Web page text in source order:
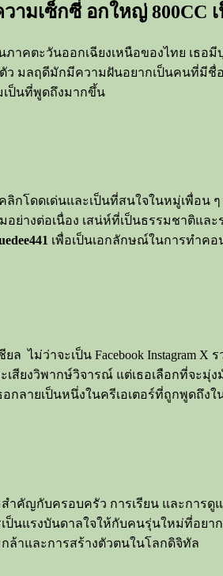
ามเซ็กซี่ อกใหญ่
คตะวันออกเฉียงเหนือของไทย เธอ
มลฤดีมักมีความฝันอยากเป็นคนที่มี
เป็นที่พูดถึงมากขึ้น
กโดดเด่นและเป็นที่สนใจในหมู่เพื่อน
างต่อเนื่อง เสน่ห์ที่เป็นธรรมชาติแล
เพื่อเป็นเอกลักษณ์ในการทำค
ว่าจะเป็น Facebook Instagram X
สียงวิพากษ์วิจารณ์ แต่เธอเลือกที่จะมุ่
ลายเป็นหนึ่งในครีเอเตอร์ที่ถูกพูดถึงใ
ำคัญกับครอบครัว การเรียน และการ
เป็นแรงบันดาลใจให้กับคนรุ่นใหม่ที่อ
ล้าและการสร้างตัวตนในโลกดิจิทัล